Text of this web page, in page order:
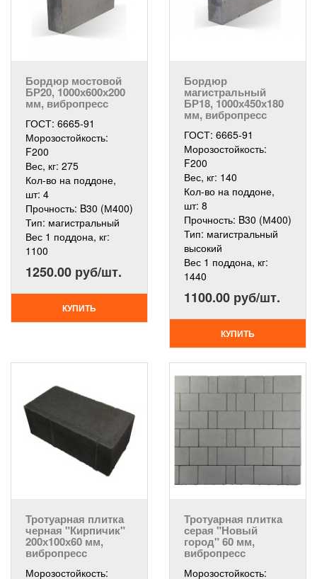
Бордюр мостовой
БР20, 1000х600х200
мм, вибропресс
ГОСТ: 6665-91
Морозостойкость:
F200
Вес, кг: 275
Кол-во на поддоне,
шт: 4
Прочность: B30 (М400)
Тип: магистральный
Вес 1 поддона, кг:
1100
1250.00 руб/шт.
КУПИТЬ
Бордюр
магистральный
БР18, 1000х450х180
мм, вибропресс
ГОСТ: 6665-91
Морозостойкость:
F200
Вес, кг: 140
Кол-во на поддоне,
шт: 8
Прочность: B30 (М400)
Тип: магистральный
высокий
Вес 1 поддона, кг:
1440
1100.00 руб/шт.
КУПИТЬ
Тротуарная плитка
черная "Кирпичик"
200х100х60 мм,
вибропресс
Морозостойкость:
Тротуарная плитка
серая "Новый
город" 60 мм,
вибропресс
Морозостойкость: